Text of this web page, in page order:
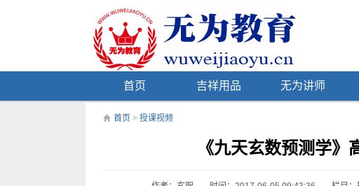
首页 吉祥用品 无为讲师
首页 > 授课视频
《九天玄数预测学